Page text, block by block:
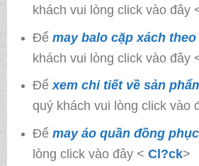
khách vui lòng click vào đây
Để may balo cặp xách
khách vui lòng click vào đây
Để xem chi tiết về sản
quý khách vui lòng click vào
Để may áo quần đồng phục
lòng click vào đây < Cl?ck>